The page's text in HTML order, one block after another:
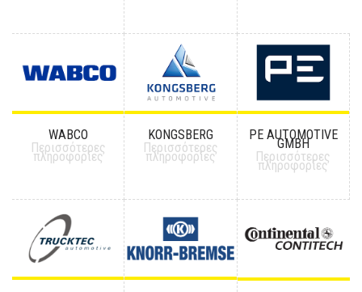
WABCO
Περισσότερες
πληροφορίες
KONGSBERG
Περισσότερες
πληροφορίες
PE AUTOMOTIVE
GMBH
Περισσότερες
πληροφορίες